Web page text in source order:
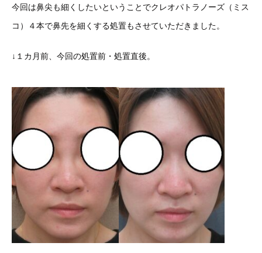
今回は鼻尖も細くしたいということでクレオパトラノーズ（ミス
コ）４本で鼻先を細くする処置もさせていただきました。
↓１カ月前、今回の処置前・処置直後。